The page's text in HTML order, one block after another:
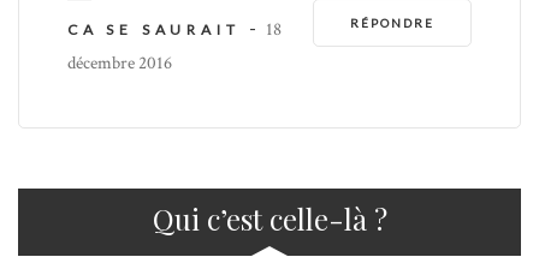
RÉPONDRE
CA SE SAURAIT - 18
décembre 2016
Qui c’est celle-là ?